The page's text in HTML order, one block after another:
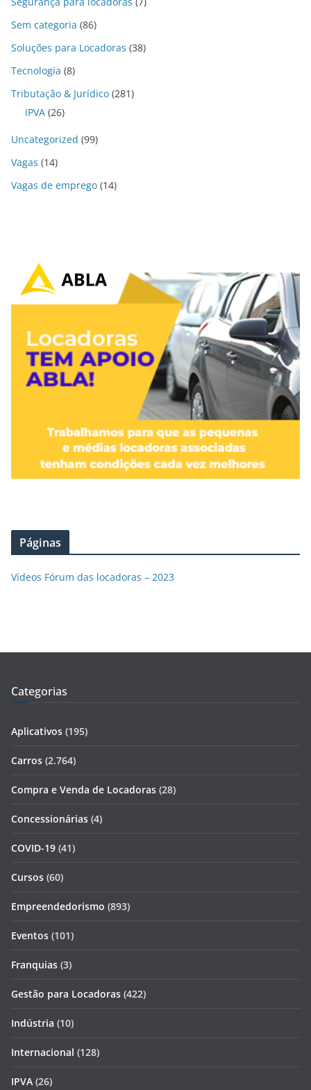
Sem categoria (86)
Soluções para Locadoras (38)
Tecnologia (8)
Tributação & Jurídico (281)
IPVA (26)
Uncategorized (99)
Vagas (14)
Vagas de emprego (14)
Páginas
Vídeos Fórum das locadoras – 2023
Categorias
Aplicativos (195)
Carros (2.764)
Compra e Venda de Locadoras (28)
Concessionárias (4)
COVID-19 (41)
Cursos (60)
Empreendedorismo (893)
Eventos (101)
Franquias (3)
Gestão para Locadoras (422)
Indústria (10)
Internacional (128)
IPVA (26)